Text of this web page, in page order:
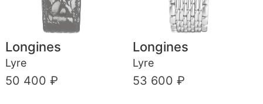
Longines
Lyre
50 400 ₽
Longines
Lyre
53 600 ₽